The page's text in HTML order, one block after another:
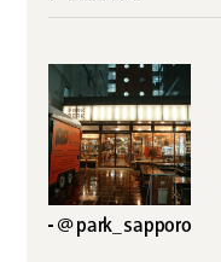
@park_sapporo